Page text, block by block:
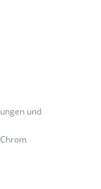
und